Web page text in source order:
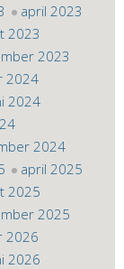
april 2023
2023
2023
2024
2024
2024
april 2025
2025
2025
2026
2026